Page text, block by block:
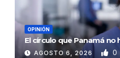
OPINIÓN
El círculo que Panamá
AGOSTO 6, 2026 0